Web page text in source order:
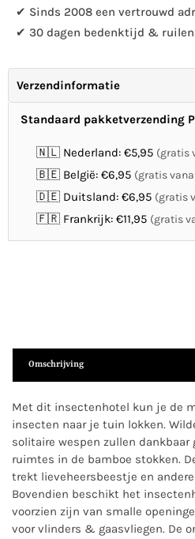
✔ Sinds 2008 een vertrouwd
✔ 30 dagen bedenktijd & ruilen
Verzendinformatie
Standaard pakketverzending
🇳🇱 Nederland: €5,95 (gratis
🇧🇪 België: €6,95 (gratis
🇩🇪 Duitsland: €6,95 (gratis
🇫🇷 Frankrijk: €11,95 (gratis
Omschrijving
Met dit insectenhotel kun je de
insecten naar je tuin lokken.
solitaire wespen zullen dankbaar
ruimtes in de bamboe stokken.
trekt lieveheersbeestje en
Bovendien beschikt het
voorzien zijn van smalle
voor vlinders & gaasvliegen. De